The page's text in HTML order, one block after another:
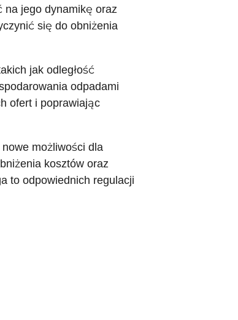
na jego dynamikę oraz
się do obniżenia
jak odległość
odpadami
ofert i poprawiając
możliwości dla
kosztów oraz
to odpowiednich regulacji